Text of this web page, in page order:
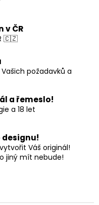
v ČR
🇨🇿
požadavků a
a řemeslo!
a 18 let
designu!
Váš originál!
jiný mít nebude!